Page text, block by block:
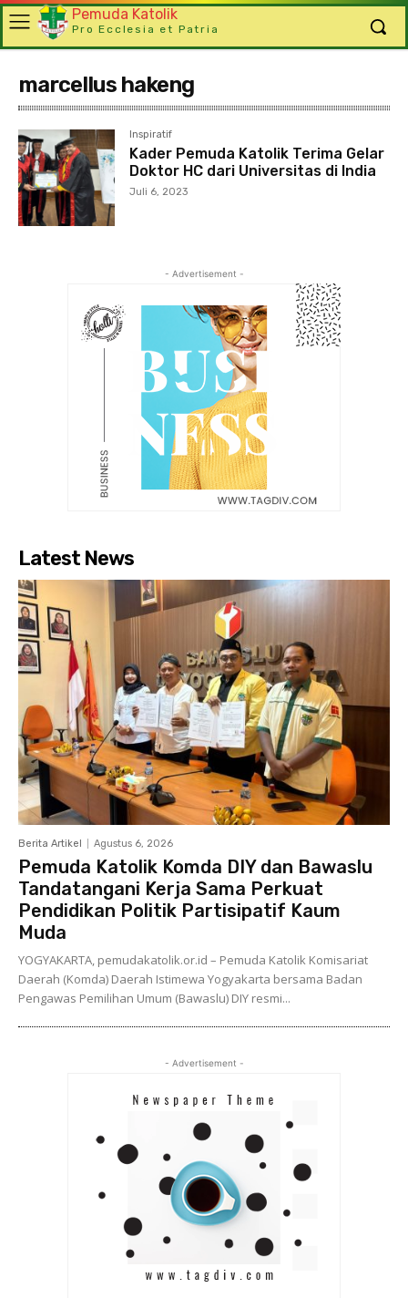
Pemuda Katolik
Pro Ecclesia et Patria
marcellus hakeng
Inspiratif
Kader Pemuda Katolik Terima Gelar
Doktor HC dari Universitas di India
Juli 6, 2023
- Advertisement -
Latest News
Berita Artikel Agustus 6, 2026
Pemuda Katolik Komda DIY dan Bawaslu
Tandatangani Kerja Sama Perkuat
Pendidikan Politik Partisipatif Kaum
Muda
YOGYAKARTA, pemudakatolik.or.id – Pemuda Katolik Komisariat
Daerah (Komda) Daerah Istimewa Yogyakarta bersama Badan
Pengawas Pemilihan Umum (Bawaslu) DIY resmi...
- Advertisement -